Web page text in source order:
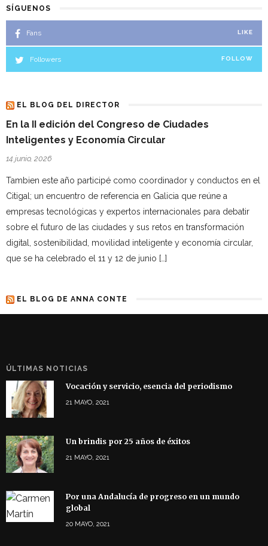
SÍGUENOS
Fans LIKE
Followers FOLLOW
EL BLOG DEL DIRECTOR
En la II edición del Congreso de Ciudades
Inteligentes y Economía Circular
14 junio, 2026
Tambien este año participé como coordinador y conductos en el
Citigal; un encuentro de referencia en Galicia que reúne a
empresas tecnológicas y expertos internacionales para debatir
sobre el futuro de las ciudades y sus retos en transformación
digital, sostenibilidad, movilidad inteligente y economía circular,
que se ha celebrado el 11 y 12 de junio […]
EL BLOG DE ANNA CONTE
ÚLTIMAS NOTICIAS
Vocación y servicio, esencia del periodismo
21 MAYO, 2021
Un brindis por 25 años de éxitos
21 MAYO, 2021
Por una Andalucía de progreso en un mundo
global
20 MAYO, 2021